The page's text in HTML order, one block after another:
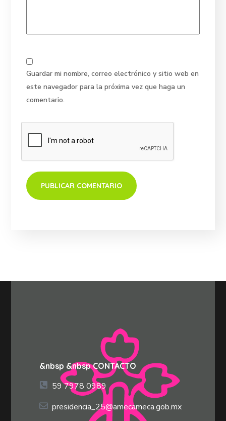
Guardar mi nombre, correo electrónico y sitio web en
este navegador para la próxima vez que haga un
comentario.
&nbsp &nbsp CONTACTO
59 7978 0989
presidencia_25@amecameca.gob.mx